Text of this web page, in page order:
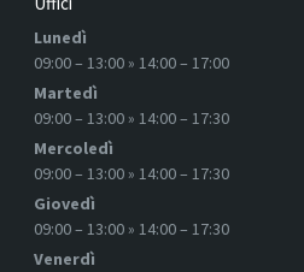
Lunedì
09:00 – 13:00 » 14:00 – 17:00
Martedì
09:00 – 13:00 » 14:00 – 17:30
Mercoledì
09:00 – 13:00 » 14:00 – 17:30
Giovedì
09:00 – 13:00 » 14:00 – 17:30
Venerdì